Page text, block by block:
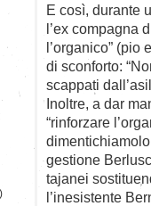
E così, durante
l’ex compagna
l’organico” (pio
di sconforto:
scappati
Inoltre, a dar
“rinforzare
gestione
tajanei
l’inesistente